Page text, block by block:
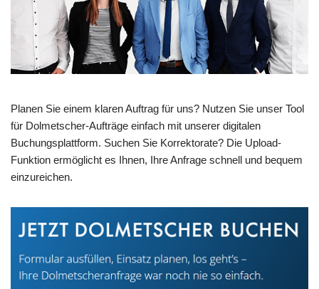
Planen Sie einem klaren Auftrag für uns? Nutzen Sie unser Tool
für Dolmetscher-Aufträge einfach mit unserer digitalen
Buchungsplattform. Suchen Sie Korrektorate? Die Upload-
Funktion ermöglicht es Ihnen, Ihre Anfrage schnell und bequem
einzureichen.